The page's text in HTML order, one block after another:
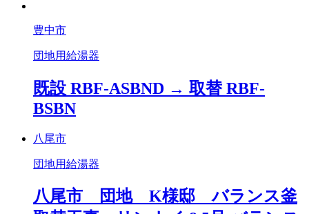
豊中市
団地用給湯器
既設 RBF-ASBND → 取替 RBF-
BSBN
八尾市
団地用給湯器
八尾市 団地 K様邸 バランス釜